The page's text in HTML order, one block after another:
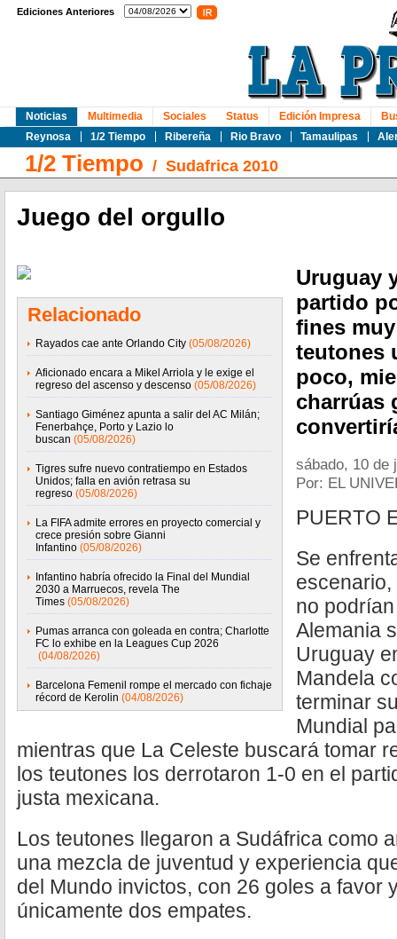
Ediciones Anteriores
Noticias
Reynosa
1/2 Tiempo Ribereña Rio Bravo Tamaulipas
Multimedia Sociales Status Edición Impresa
1/2 Tiempo / Sudafrica 2010
Juego del orgullo
Relacionado
Rayados cae ante Orlando City (05/08/2026)
Aficionado encara a Mikel Arriola y le exige el
regreso del ascenso y descenso (05/08/2026)
Santiago Giménez apunta a salir del AC Milán;
Fenerbahçe, Porto y Lazio lo
buscan (05/08/2026)
Tigres sufre nuevo contratiempo en Estados
Unidos; falla en avión retrasa su
regreso (05/08/2026)
La FIFA admite errores en proyecto comercial y
crece presión sobre Gianni
Infantino (05/08/2026)
Infantino habría ofrecido la Final del Mundial
2030 a Marruecos, revela The
Times (05/08/2026)
Pumas arranca con goleada en contra; Charlotte
FC lo exhibe en la Leagues Cup 2026
(04/08/2026)
Barcelona Femenil rompe el mercado con fichaje
récord de Kerolin (04/08/2026)
Uruguay
partido
fines
teutones
poco,
charrúas
sábado, 10 de
Por: EL
PUERTO
Se
no
Alemania
Uruguay
Mandela
terminar
Mundial
mientras que La Celeste buscará tomar
los teutones los derrotaron 1-0 en el
justa mexicana.
Los teutones llegaron a Sudáfrica como
una mezcla de juventud y experiencia
del Mundo invictos, con 26 goles a favor
únicamente dos empates.